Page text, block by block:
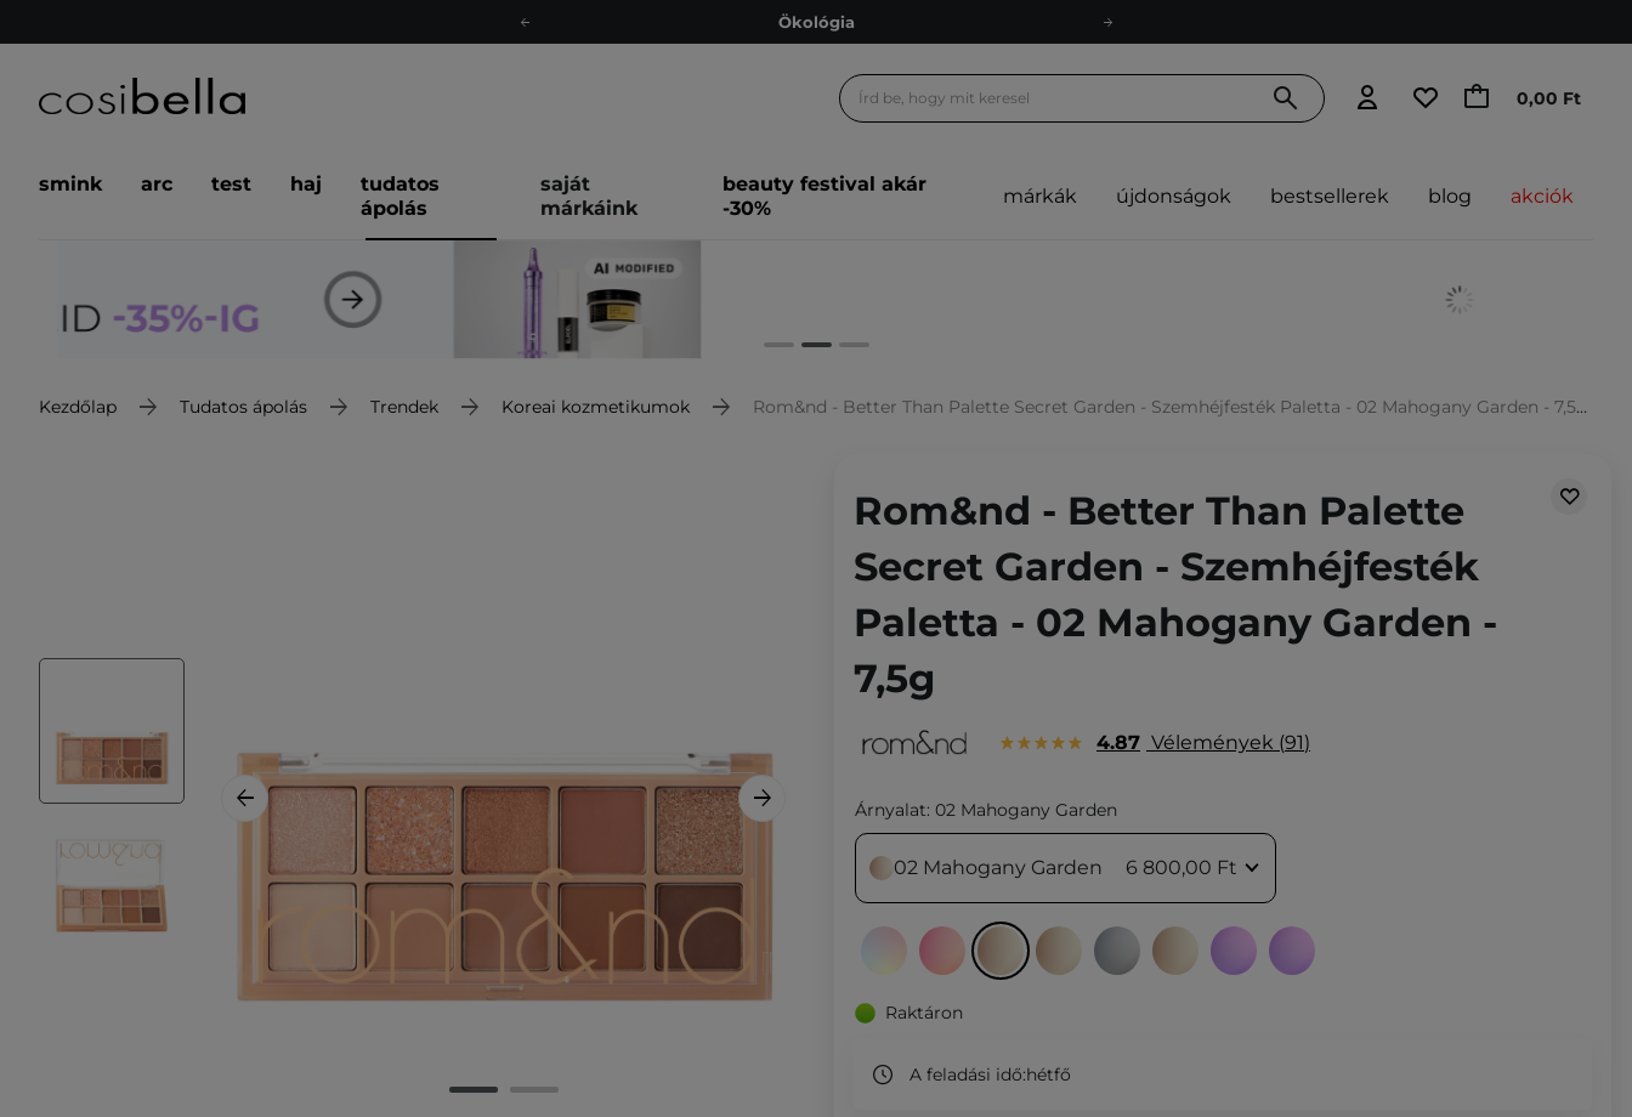
Ökológia
Ingyenes szállítás 15 000 Ft-tól
Ökológia
0,00 Ft
smink arc test haj
tudatos
ápolás
saját
márkáink
beauty festival akár
-30%
márkák újdonságok bestsellerek blog akciók
Kezdőlap Tudatos ápolás Trendek Koreai kozmetikumok Rom&nd - Better Than Palette Secret Garden - Szemhéjfesték Paletta - 02 Mahogany Garden - 7,5g
Rom&nd - Better Than Palette
Secret Garden - Szemhéjfesték
Paletta - 02 Mahogany Garden -
7,5g
4.87 Vélemények 91
Árnyalat: 02 Mahogany Garden
02 Mahogany Garden 6 800,00 Ft
Raktáron
A feladási idő:hétfő